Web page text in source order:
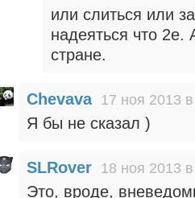
или слиться или
надеяться что
стране.
Chevava 17 ноя 2013
Я бы не сказал )
SLRover 18 ноя 2013
Это, вроде,